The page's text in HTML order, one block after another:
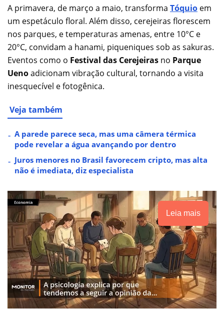
A primavera, de março a maio, transforma Tóquio em
um espetáculo floral. Além disso, cerejeiras florescem
nos parques, e temperaturas amenas, entre 10°C e
20°C, convidam a hanami, piqueniques sob as sakuras.
Eventos como o Festival das Cerejeiras no Parque
Uenoadicionam vibração cultural, tornando a visita
inesquecível e fotogênica.
Veja também
A parede parece seca, mas uma câmera térmica
pode revelar a água avançando por dentro
Juros menores no Brasil favorecem cripto, mas alta
não é imediata, diz especialista
Leia mais